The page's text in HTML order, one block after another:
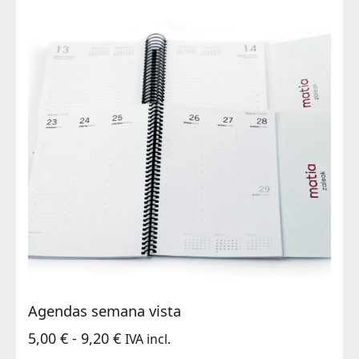
Agendas semana vista
5,00 € - 9,20 €Rango
IVA incl.